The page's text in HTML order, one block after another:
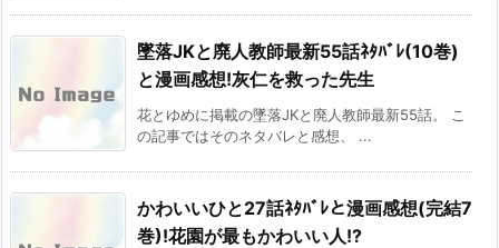
墜落JKと廃人教師最新55話ﾈﾀﾊﾞﾚ(10巻)
と漫画感想!灰仁を救った先生
花とゆめに掲載の墜落JKと廃人教師最新55話。 こ
の記事ではそのネタバレと感想、 ...
かわいいひと27話ﾈﾀﾊﾞﾚと漫画感想(完結7
巻)!花園が最もかわいい人!?